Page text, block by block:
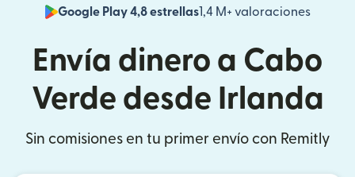
Google Play 4,8 estrellas1,4 M+ valoraciones
(se
Envía dinero a Cabo
Verde desde Irlanda
Sin comisiones en tu primer envío con Remitly